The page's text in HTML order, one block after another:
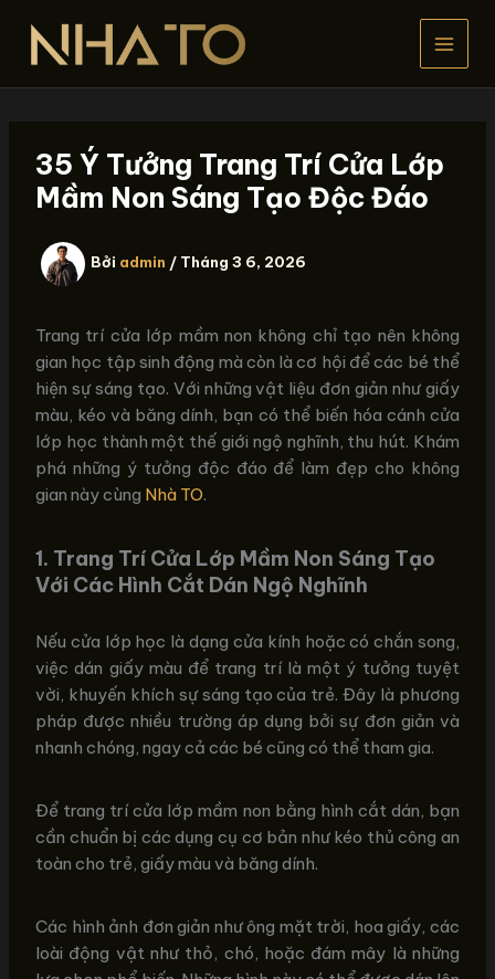
dung
35 Ý Tưởng Trang Trí Cửa Lớp
Mầm Non Sáng Tạo Độc Đáo
Bởi admin / Tháng 3 6, 2026
Trang trí cửa lớp mầm non không chỉ tạo nên không
gian học tập sinh động mà còn là cơ hội để các bé thể
hiện sự sáng tạo. Với những vật liệu đơn giản như giấy
màu, kéo và băng dính, bạn có thể biến hóa cánh cửa
lớp học thành một thế giới ngộ nghĩnh, thu hút. Khám
phá những ý tưởng độc đáo để làm đẹp cho không
gian này cùng Nhà TO.
1. Trang Trí Cửa Lớp Mầm Non Sáng Tạo
Với Các Hình Cắt Dán Ngộ Nghĩnh
Nếu cửa lớp học là dạng cửa kính hoặc có chắn song,
việc dán giấy màu để trang trí là một ý tưởng tuyệt
vời, khuyến khích sự sáng tạo của trẻ. Đây là phương
pháp được nhiều trường áp dụng bởi sự đơn giản và
nhanh chóng, ngay cả các bé cũng có thể tham gia.
Để trang trí cửa lớp mầm non bằng hình cắt dán, bạn
cần chuẩn bị các dụng cụ cơ bản như kéo thủ công an
toàn cho trẻ, giấy màu và băng dính.
Các hình ảnh đơn giản như ông mặt trời, hoa giấy, các
loài động vật như thỏ, chó, hoặc đám mây là những